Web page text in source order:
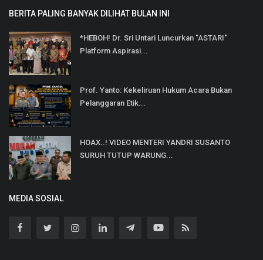
BERITA PALING BANYAK DILIHAT BULAN INI
*HEBOH! Dr. Sri Untari Luncurkan "ASTARI"
Platform Aspirasi...
Prof. Yanto: Kekeliruan Hukum Acara Bukan
Pelanggaran Etik...
HOAX..! VIDEO MENTERI YANDRI SUSANTO
SURUH TUTUP WARUNG...
MEDIA SOSIAL